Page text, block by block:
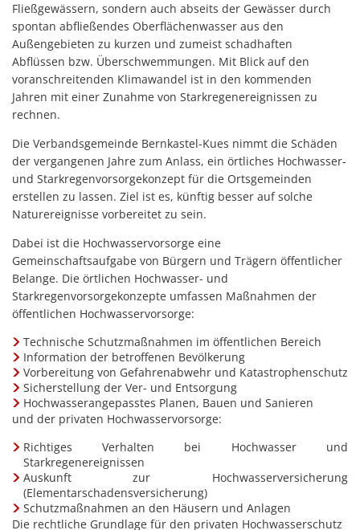
Fließgewässern, sondern auch abseits der Gewässer durch
spontan abfließendes Oberflächenwasser aus den
Außengebieten zu kurzen und zumeist schadhaften
Abflüssen bzw. Überschwemmungen. Mit Blick auf den
voranschreitenden Klimawandel ist in den kommenden
Jahren mit einer Zunahme von Starkregenereignissen zu
rechnen.
Die Verbandsgemeinde Bernkastel-Kues nimmt die Schäden
der vergangenen Jahre zum Anlass, ein örtliches Hochwasser-
und Starkregenvorsorgekonzept für die Ortsgemeinden
erstellen zu lassen. Ziel ist es, künftig besser auf solche
Naturereignisse vorbereitet zu sein.
Dabei ist die Hochwasservorsorge eine
Gemeinschaftsaufgabe von Bürgern und Trägern öffentlicher
Belange. Die örtlichen Hochwasser- und
Starkregenvorsorgekonzepte umfassen Maßnahmen der
öffentlichen Hochwasservorsorge:
Technische Schutzmaßnahmen im öffentlichen Bereich
Information der betroffenen Bevölkerung
Vorbereitung von Gefahrenabwehr und Katastrophenschutz
Sicherstellung der Ver- und Entsorgung
Hochwasserangepasstes Planen, Bauen und Sanieren
und der privaten Hochwasservorsorge:
Richtiges Verhalten bei Hochwasser und
Starkregenereignissen
Auskunft zur Hochwasserversicherung
(Elementarschadensversicherung)
Schutzmaßnahmen an den Häusern und Anlagen
Die rechtliche Grundlage für den privaten Hochwasserschutz